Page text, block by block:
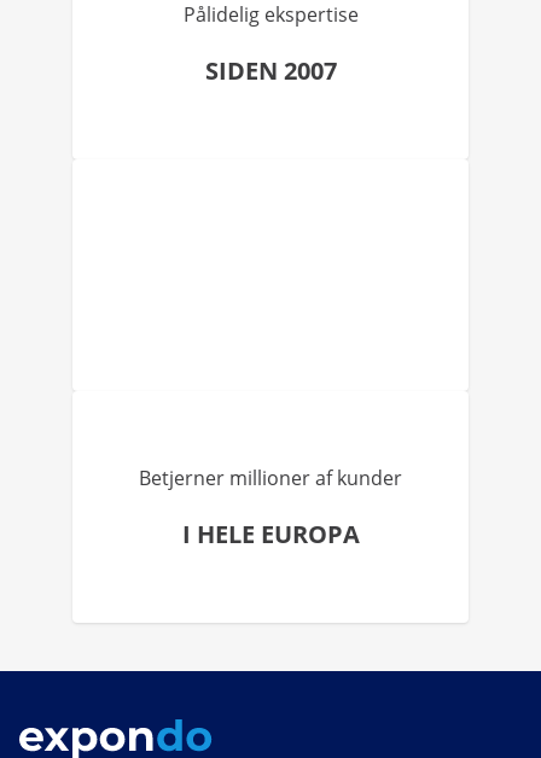
Pålidelig ekspertise
SIDEN 2007
Betjerner millioner af kunder
I HELE EUROPA